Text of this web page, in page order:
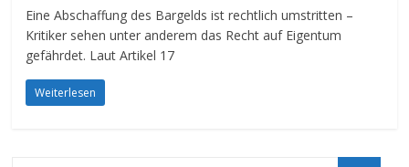
Eine Abschaffung des Bargelds ist rechtlich umstritten –
Kritiker sehen unter anderem das Recht auf Eigentum
gefährdet. Laut Artikel 17
Weiterlesen